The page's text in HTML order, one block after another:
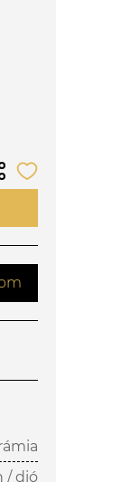
/ dió